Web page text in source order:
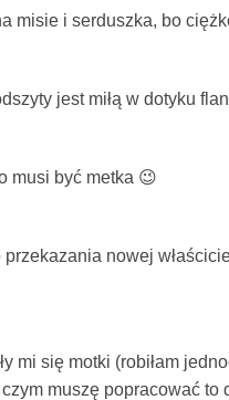
misie i serduszka, bo
jest miłą w dotyku
musi być metka 😉
nowej
mi się motki (robiłam
czym muszę popracować